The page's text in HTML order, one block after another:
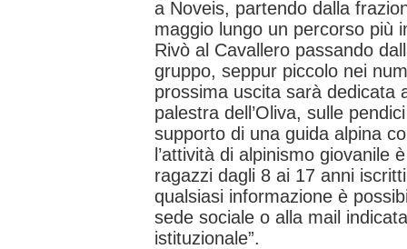
a Noveis, partendo dalla
maggio lungo un percorso più
Rivò al Cavallero passando
gruppo, seppur piccolo nei
prossima uscita sarà dedicata
palestra dell’Oliva, sulle
supporto di una guida alpina
l’attività di alpinismo giovanile
ragazzi dagli 8 ai 17 anni
qualsiasi informazione è
sede sociale o alla mail
istituzionale”.